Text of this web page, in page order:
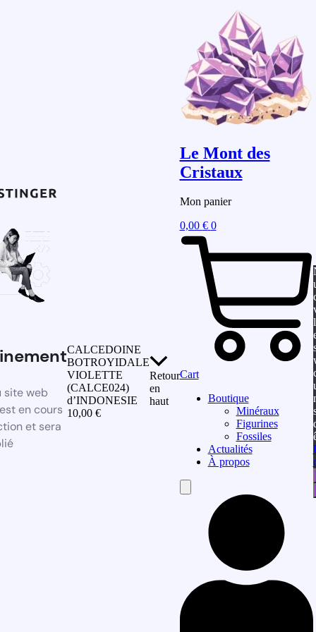
site web
en cours
et sera
CALCEDOINE
BOTROYIDALE
VIOLETTE
(CALCE024)
d’INDONESIE
10,00 €
Retour
en
haut
Le Mont des
Cristaux
Mon panier
0,00 € 0
Cart
Boutique
Minéraux
Figurines
Fossiles
Actualités
À propos
Toggle